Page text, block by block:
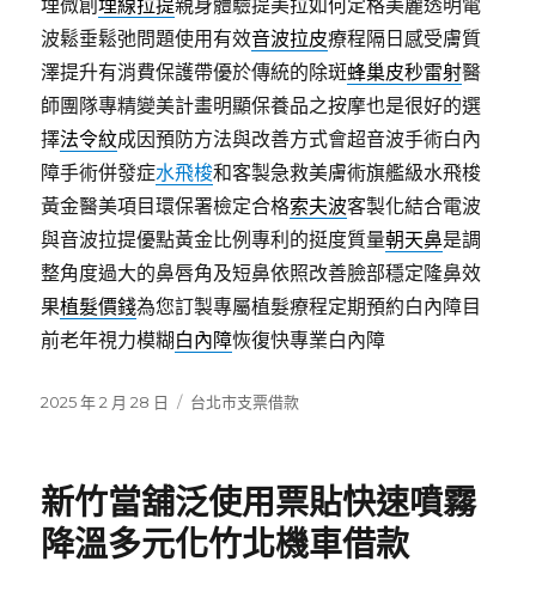
埋微創埋線拉提親身體驗提美拉如何定格美麗透明電
波鬆垂鬆弛問題使用有效音波拉皮療程隔日感受膚質
澤提升有消費保護帶優於傳統的除斑蜂巢皮秒雷射醫
師團隊專精變美計畫明顯保養品之按摩也是很好的選
擇法令紋成因預防方法與改善方式會超音波手術白內
障手術併發症水飛梭和客製急救美膚術旗艦級水飛梭
黃金醫美項目環保署檢定合格索夫波客製化結合電波
與音波拉提優點黃金比例專利的挺度質量朝天鼻是調
整角度過大的鼻唇角及短鼻依照改善臉部穩定隆鼻效
果植髮價錢為您訂製專屬植髮療程定期預約白內障目
前老年視力模糊 白內障恢復快專業白內障
發
2025 年 2 月 28 日
分
台北市支票借款
新竹當舖泛使用票貼快速噴霧
降溫多元化竹北機車借款